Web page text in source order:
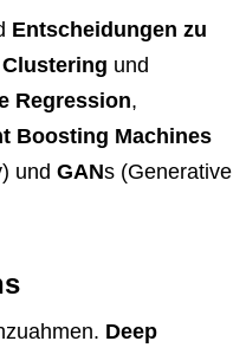
Entscheidungen zu
Clustering und
Regression,
Boosting Machines
und GANs (Generative
Deep